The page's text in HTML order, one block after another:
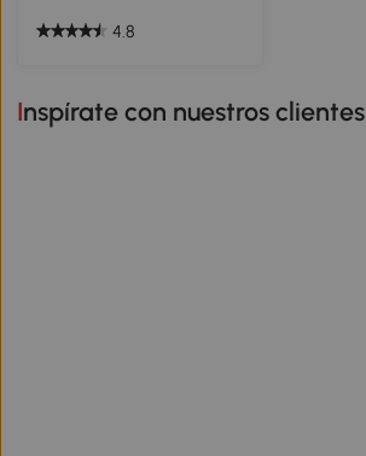
4.8
Inspírate con nuestros clientes